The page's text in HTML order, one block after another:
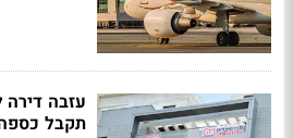
עזבה דירה
תקבל